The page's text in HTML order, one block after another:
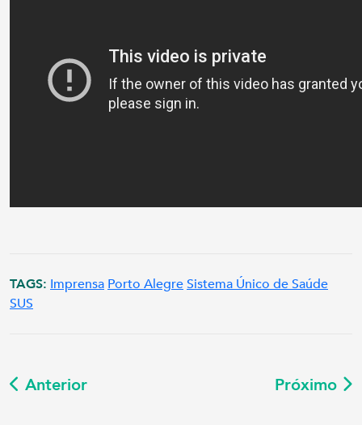
TAGS: Imprensa Porto AlegreSistema Único de Saúde
SUS
Anterior Próximo